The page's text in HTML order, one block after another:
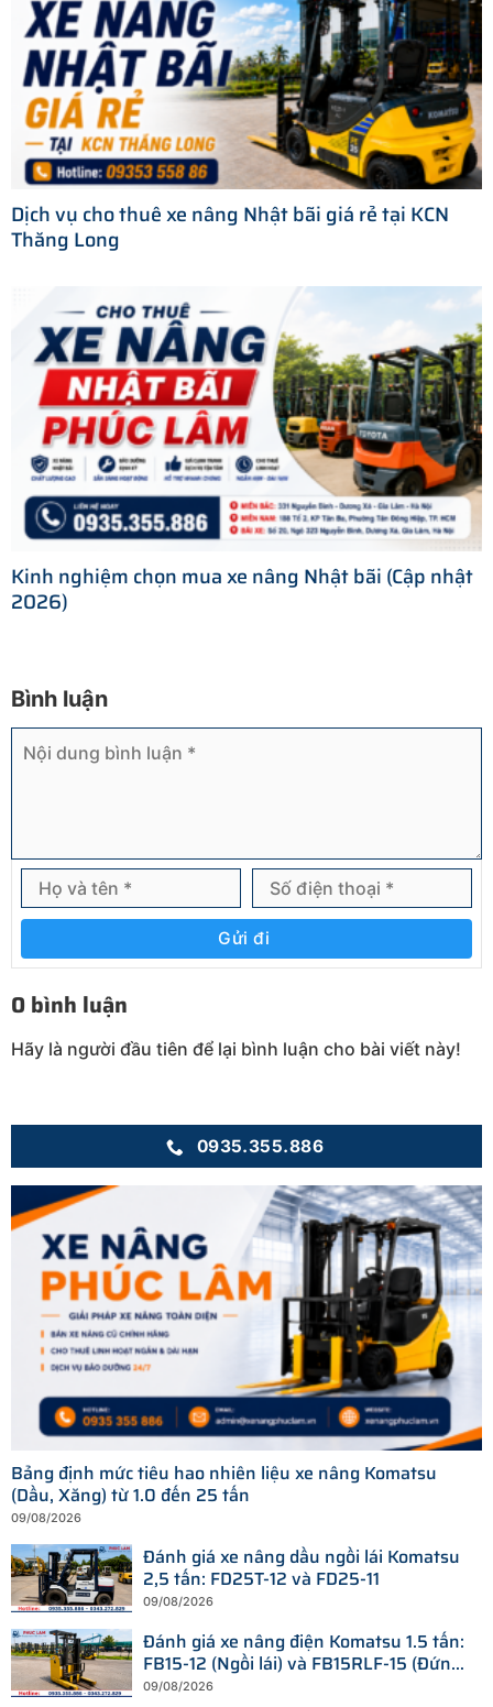
Dịch vụ cho thuê xe nâng Nhật bãi giá rẻ tại KCN
Thăng Long
Kinh nghiệm chọn mua xe nâng Nhật bãi (Cập nhật
2026)
Bình luận
Gửi đi
0 bình luận
Hãy là người đầu tiên để lại bình luận cho bài viết này!
0935.355.886
Bảng định mức tiêu hao nhiên liệu xe nâng Komatsu
(Dầu, Xăng) từ 1.0 đến 25 tấn
09/08/2026
Đánh giá xe nâng dầu ngồi lái Komatsu
2,5 tấn: FD25T-12 và FD25-11
09/08/2026
Đánh giá xe nâng điện Komatsu 1.5 tấn:
FB15-12 (Ngồi lái) và FB15RLF-15 (Đứng
lái)
09/08/2026